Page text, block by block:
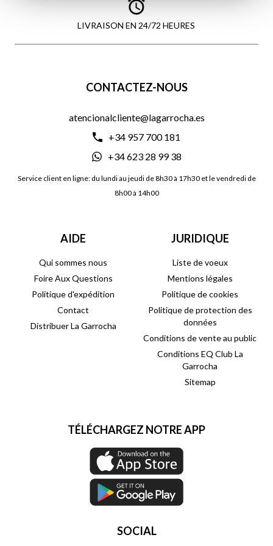
LIVRAISON EN 24/72 HEURES
CONTACTEZ-NOUS
atencionalcliente@lagarrocha.es
+34 957 700 181
+34 623 28 99 38
Service client en ligne: du lundi au jeudi de 8h30 à 17h30 et le vendredi de
8h00 à 14h00
AIDE
Qui sommes nous
Foire Aux Questions
Politique d'expédition
Contact
Distribuer La Garrocha
JURIDIQUE
Liste de voeux
Mentions légales
Politique de cookies
Politique de protection des
données
Conditions de vente au public
Conditions EQ Club La
Garrocha
Sitemap
TÉLÉCHARGEZ NOTRE APP
SOCIAL